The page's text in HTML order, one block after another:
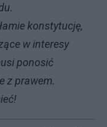
konstytucję,
w interesy
ponosić
z prawem.